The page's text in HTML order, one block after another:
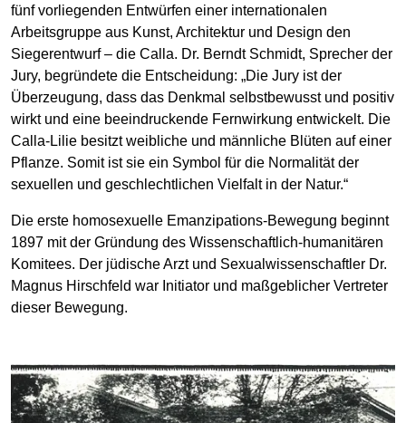
fünf vorliegenden Entwürfen einer internationalen
Arbeitsgruppe aus Kunst, Architektur und Design den
Siegerentwurf – die Calla. Dr. Berndt Schmidt, Sprecher der
Jury, begründete die Entscheidung: „Die Jury ist der
Überzeugung, dass das Denkmal selbstbewusst und positiv
wirkt und eine beeindruckende Fernwirkung entwickelt. Die
Calla-Lilie besitzt weibliche und männliche Blüten auf einer
Pflanze. Somit ist sie ein Symbol für die Normalität der
sexuellen und geschlechtlichen Vielfalt in der Natur.“
Die erste homosexuelle Emanzipations-Bewegung beginnt
1897 mit der Gründung des Wissenschaftlich-humanitären
Komitees. Der jüdische Arzt und Sexualwissenschaftler Dr.
Magnus Hirschfeld war Initiator und maßgeblicher Vertreter
dieser Bewegung.